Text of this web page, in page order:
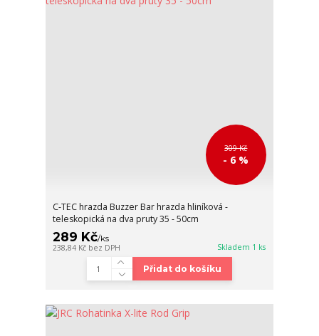
309 Kč
- 6 %
C-TEC hrazda Buzzer Bar hrazda hliníková -
teleskopická na dva pruty 35 - 50cm
289 Kč/ks
238,84 Kč bez DPH Skladem 1 ks
Přidat do košíku